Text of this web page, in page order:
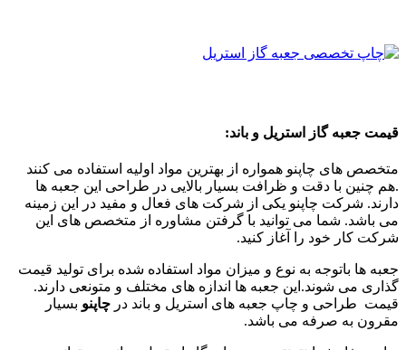
قیمت جعبه گاز استریل و باند:
متخصص های چاپنو همواره از بهترین مواد اولیه استفاده می کنند
.هم چنین با دقت و ظرافت بسیار بالایی در طراحی این جعبه ها
دارند. شرکت چاپنو یکی از شرکت های فعال و مفید در این زمینه
می باشد. شما می توانید با گرفتن مشاوره از متخصص های این
شرکت کار خود را آغاز کنید.
جعبه ها باتوجه به نوع و میزان مواد استفاده شده برای تولید قیمت
گذاری می شوند.این جعبه ها اندازه های مختلف و متونعی دارند.
قیمت طراحی و چاپ جعبه های استریل و باند در چاپنو بسیار
مقرون به صرفه می باشد.